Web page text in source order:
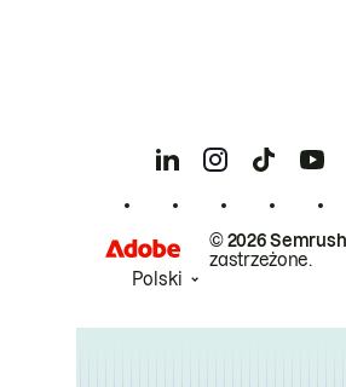
© 2026
zastrzeżone.
Polski